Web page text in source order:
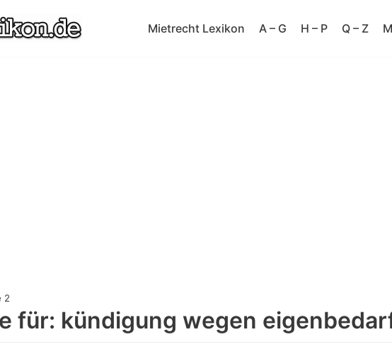
Mietrecht Lexikon A – G H – P Q – Z
2
für: kündigung wegen